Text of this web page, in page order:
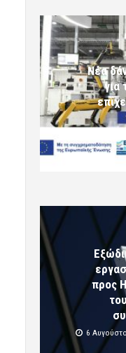
Νέα
για
προς
6